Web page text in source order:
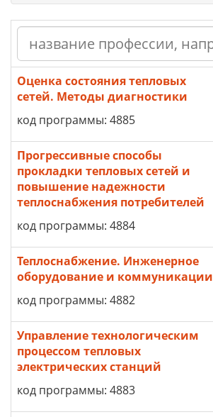
Оценка состояния тепловых
сетей. Методы диагностики
код программы: 4885
Прогрессивные способы
прокладки тепловых сетей и
повышение надежности
теплоснабжения потребителей
код программы: 4884
Теплоснабжение. Инженерное
оборудование и коммуникации
код программы: 4882
Управление технологическим
процессом тепловых
электрических станций
код программы: 4883